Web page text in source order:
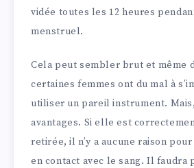
vidée toutes les 12 heures
menstruel.
Cela peut sembler brut et même
certaines femmes ont du mal à
utiliser un pareil instrument.
avantages. Si elle est
retirée, il n’y a aucune raison
en contact avec le sang. Il faudra